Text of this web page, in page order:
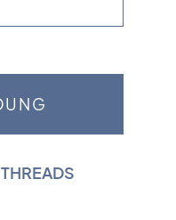
THREADS